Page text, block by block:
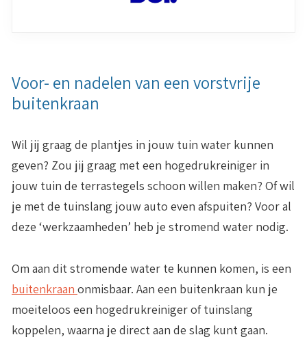
Voor- en nadelen van een vorstvrije
buitenkraan
Wil jij graag de plantjes in jouw tuin water kunnen
geven? Zou jij graag met een hogedrukreiniger in
jouw tuin de terrastegels schoon willen maken? Of wil
je met de tuinslang jouw auto even afspuiten? Voor al
deze ‘werkzaamheden’ heb je stromend water nodig.
Om aan dit stromende water te kunnen komen, is een
buitenkraan onmisbaar. Aan een buitenkraan kun je
moeiteloos een hogedrukreiniger of tuinslang
koppelen, waarna je direct aan de slag kunt gaan.